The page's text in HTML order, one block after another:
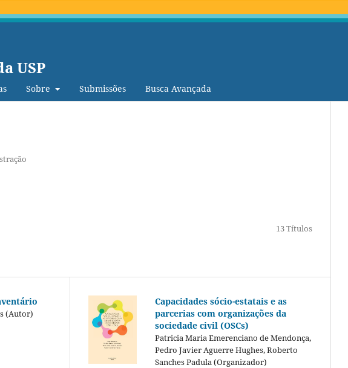
USP
Sobre Submissões Busca Avançada
13 Títulos
(Autor)
Capacidades sócio-estatais e as
parcerias com organizações da
sociedade civil (OSCs)
Patricia Maria Emerenciano de Mendonça,
Pedro Javier Aguerre Hughes, Roberto
Sanches Padula (Organizador)